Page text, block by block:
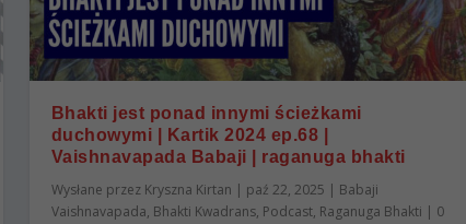
Bhakti jest ponad innymi ścieżkami
duchowymi | Kartik 2024 ep.68 |
Vaishnavapada Babaji | raganuga bhakti
Wysłane przez Kryszna Kirtan | paź 22, 2025 | Babaji
Vaishnavapada, Bhakti Kwadrans, Podcast, Raganuga Bhakti | 0